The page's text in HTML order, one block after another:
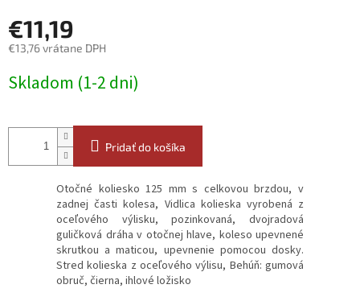
€11,19
€13,76 vrátane DPH
cena:
Skladom (1-2 dni)
Pridať do košíka
Otočné koliesko 125 mm s celkovou brzdou, v
zadnej časti kolesa, Vidlica kolieska vyrobená z
oceľového výlisku, pozinkovaná, dvojradová
guličková dráha v otočnej hlave, koleso upevnené
skrutkou a maticou, upevnenie pomocou dosky.
Stred kolieska z oceľového výlisu, Behúň: gumová
obruč, čierna, ihlové ložisko